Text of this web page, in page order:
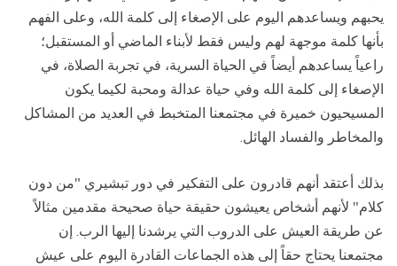
يحبهم ويساعدهم اليوم على الإصغاء إلى كلمة الله، وعلى الفهم
بأنها كلمة موجهة لهم وليس فقط لأبناء الماضي أو المستقبل؛
راعياً يساعدهم أيضاً في الحياة السرية، في تجربة الصلاة، في
الإصغاء إلى كلمة الله وفي حياة عدالة ومحبة لكيما يكون
المسيحيون خميرة في مجتمعنا المتخبط في العديد من المشاكل
والمخاطر والفساد الهائل.
بذلك أعتقد أنهم قادرون على التفكير في دور تبشيري "من دون
كلام" لأنهم أشخاص يعيشون حقيقة حياة صحيحة مقدمين مثالاً
عن طريقة العيش على الدروب التي يرشدنا إليها الرب. إن
مجتمعنا يحتاج حقاً إلى هذه الجماعات القادرة اليوم على عيش